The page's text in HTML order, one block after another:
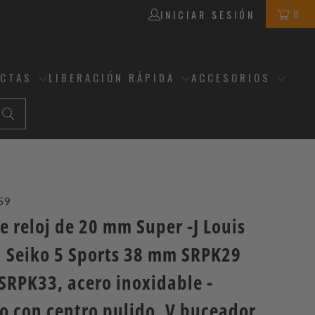
INICIAR SESIÓN 0
LIBERACIÓN RÁPIDA ACCESORIOS
reloj de 20 mm Super -J Louis
5 Sports 38 mm SRPK29
acero inoxidable -